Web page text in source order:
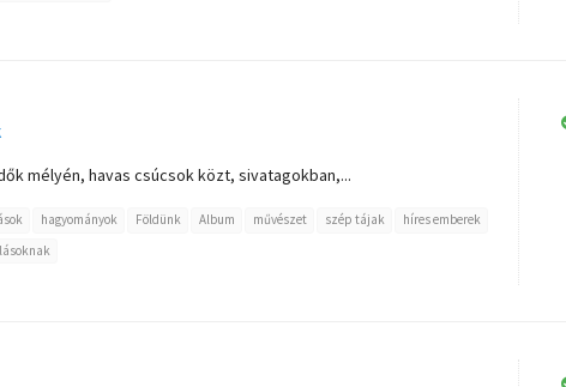
mélyén, havas csúcsok közt, sivatagokban,...
hagyományok Földünk Album művészet szép tájak
híres emberek